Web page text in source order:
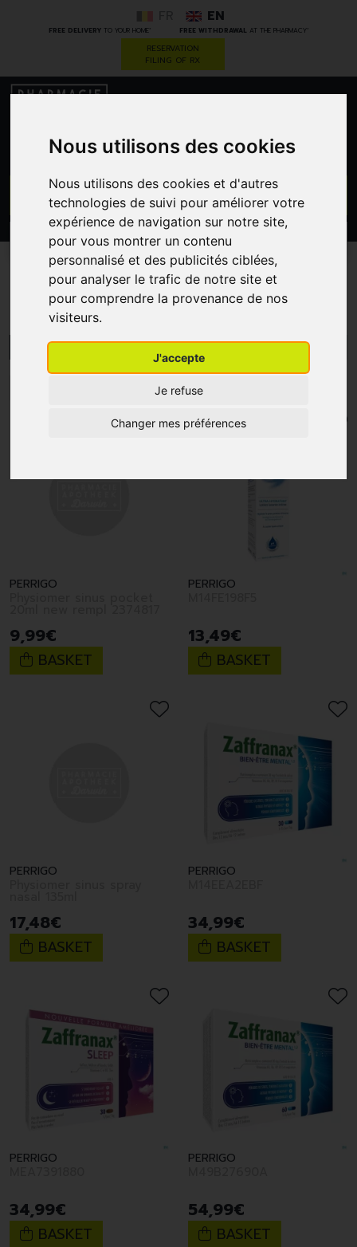
Nous utilisons des cookies
Nous utilisons des cookies et d'autres
technologies de suivi pour améliorer votre
expérience de navigation sur notre site,
pour vous montrer un contenu
personnalisé et des publicités ciblées,
pour analyser le trafic de notre site et
pour comprendre la provenance de nos
visiteurs.
J'accepte
Je refuse
Changer mes préférences
FREE DELIVERYTO YOUR HOME * FREE WITHDRAWAL AT THE PHARMACY*
EN
RESERVATION
FILING OF RX
CATEGORIES
Perrigo
MENU/FILTERS
PERRIGO
9,99€
BASKET
PERRIGO
13,49€
BASKET
PERRIGO
17,48€
BASKET
PERRIGO
34,99€
BASKET
PERRIGO
34,99€
BASKET
PERRIGO
54,99€
BASKET